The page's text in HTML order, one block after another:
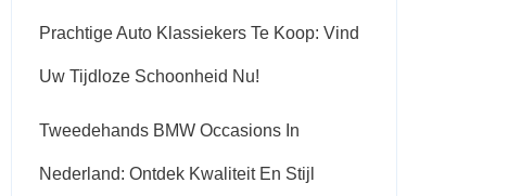
Prachtige Auto Klassiekers Te Koop: Vind
Uw Tijdloze Schoonheid Nu!
Tweedehands BMW Occasions In
Nederland: Ontdek Kwaliteit En Stijl